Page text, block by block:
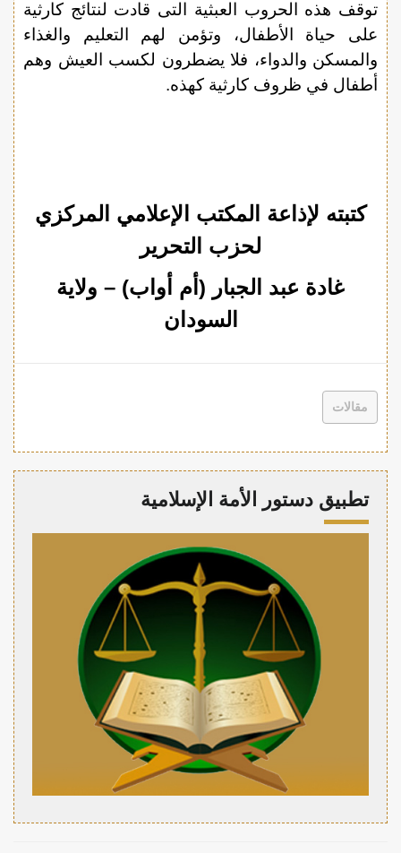
توقف هذه الحروب العبثية التى قادت لنتائج كارثية
على حياة الأطفال، وتؤمن لهم التعليم والغذاء
والمسكن والدواء، فلا يضطرون لكسب العيش وهم
أطفال في ظروف كارثية كهذه.
كتبته لإذاعة المكتب الإعلامي المركزي
لحزب التحرير
غادة عبد الجبار (أم أواب) – ولاية
السودان
مقالات
تطبيق دستور الأمة الإسلامية